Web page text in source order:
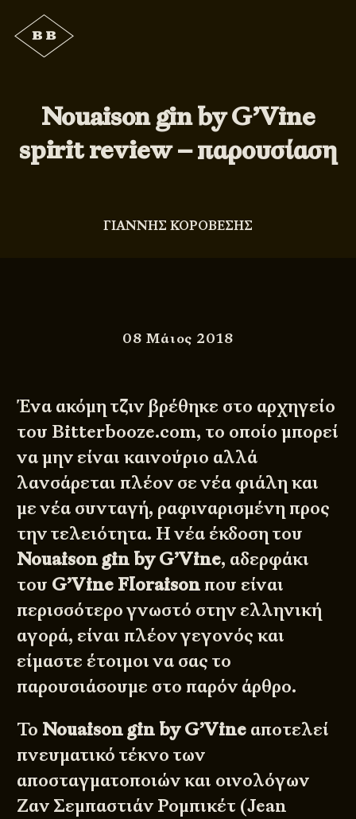
Nouaison gin by G’Vine
spirit review – παρουσίαση
ΓΙΑΝΝΗΣ ΚΟΡΟΒΕΣΗΣ
08 Μάιος 2018
Ένα ακόμη τζιν βρέθηκε στο αρχηγείο
του Bitterbooze.com, το οποίο μπορεί
να μην είναι καινούριο αλλά
λανσάρεται πλέον σε νέα φιάλη και
με νέα συνταγή, ραφιναρισμένη προς
την τελειότητα. Η νέα έκδοση του
Nouaison gin by G’Vine, αδερφάκι
του G’Vine Floraison που είναι
περισσότερο γνωστό στην ελληνική
αγορά, είναι πλέον γεγονός και
είμαστε έτοιμοι να σας το
παρουσιάσουμε στο παρόν άρθρο.
Το Nouaison gin by G’Vine αποτελεί
πνευματικό τέκνο των
αποσταγματοποιών και οινολόγων
Ζαν Σεμπαστιάν Ρομπικέτ (Jean